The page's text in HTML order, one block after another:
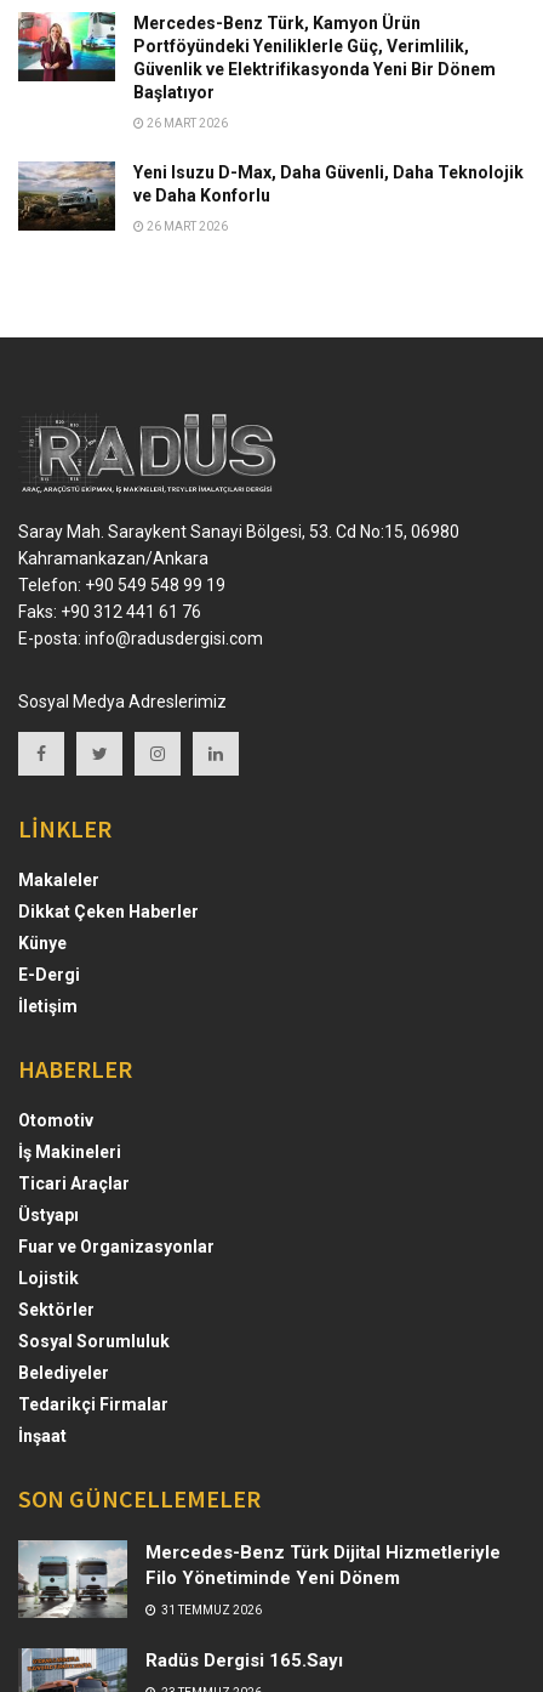
Mercedes-Benz Türk, Kamyon Ürün
Portföyündeki Yeniliklerle Güç, Verimlilik,
Güvenlik ve Elektrifikasyonda Yeni Bir Dönem
Başlatıyor
26 MART 2026
Yeni Isuzu D-Max, Daha Güvenli, Daha Teknolojik
ve Daha Konforlu
26 MART 2026
Saray Mah. Saraykent Sanayi Bölgesi, 53. Cd No:15, 06980
Kahramankazan/Ankara
Telefon: +90 549 548 99 19
Faks: +90 312 441 61 76
E-posta: info@radusdergisi.com
Sosyal Medya Adreslerimiz
LİNKLER
Makaleler
Dikkat Çeken Haberler
Künye
E-Dergi
İletişim
HABERLER
Otomotiv
İş Makineleri
Ticari Araçlar
Üstyapı
Fuar ve Organizasyonlar
Lojistik
Sektörler
Sosyal Sorumluluk
Belediyeler
Tedarikçi Firmalar
İnşaat
SON GÜNCELLEMELER
Mercedes-Benz Türk Dijital Hizmetleriyle
Filo Yönetiminde Yeni Dönem
31 TEMMUZ 2026
Radüs Dergisi 165.Sayı